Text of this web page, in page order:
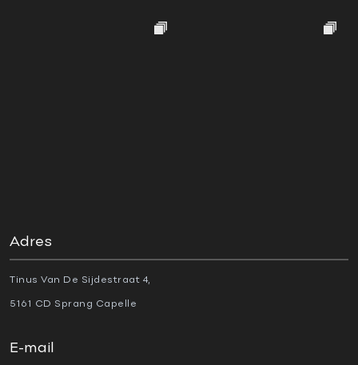
Adres
Tinus Van De Sijdestraat 4,
5161 CD Sprang Capelle
E-mail